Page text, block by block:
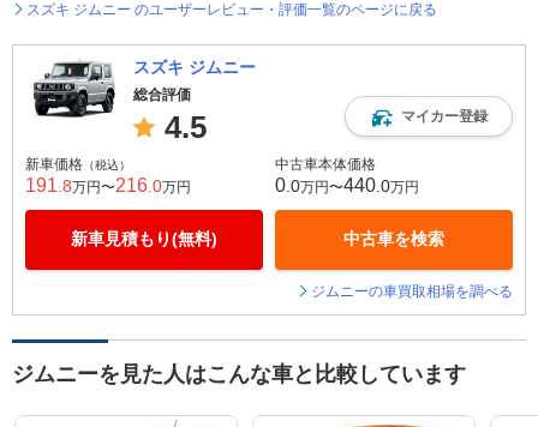
スズキ ジムニー のユーザーレビュー・評価一覧のページに戻る
スズキ ジムニー
総合評価
4.5 マイカー登録
新車価格 （税込）
191 .8万円〜216 .0万円
新車見積もり(無料)
中古車本体価格
0 .0万円〜440 .0万円
中古車を検索
ジムニーの車買取相場を調べる
ジムニーを見た人はこんな車と比較しています